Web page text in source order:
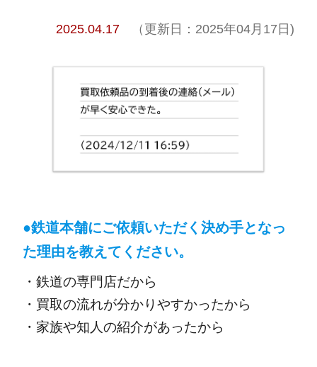
2025.04.17 （更新日：2025年04月17日)
●鉄道本舗にご依頼いただく決め手となっ
た理由を教えてください。
・鉄道の専門店だから
・買取の流れが分かりやすかったから
・家族や知人の紹介があったから